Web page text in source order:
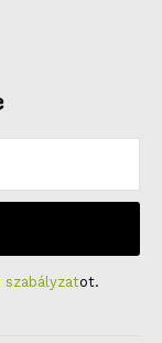
ot.